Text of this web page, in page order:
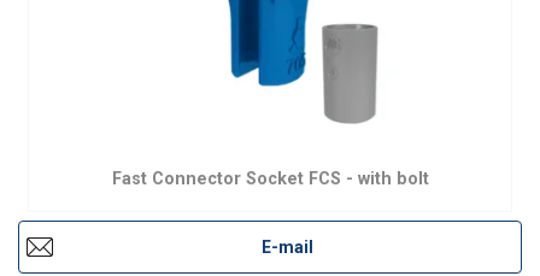
Fast Connector Socket FCS - with bolt
E-mail